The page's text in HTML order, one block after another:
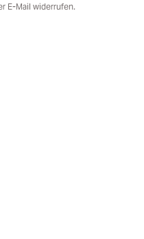
E-Mail widerrufen.